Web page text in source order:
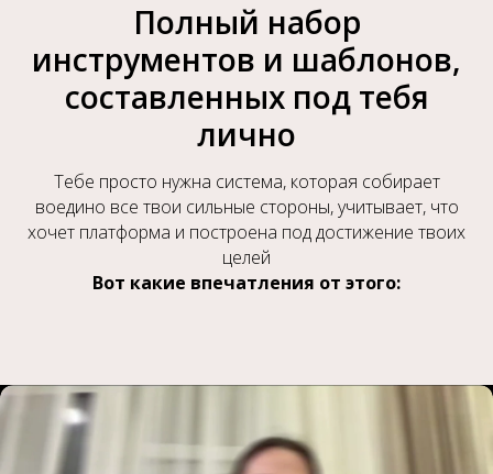
Полный набор
инструментов и шаблонов,
составленных под тебя
лично
Тебе просто нужна система, которая собирает
воедино все твои сильные стороны, учитывает, что
хочет платформа и построена под достижение твоих
целей
Вот какие впечатления от этого: